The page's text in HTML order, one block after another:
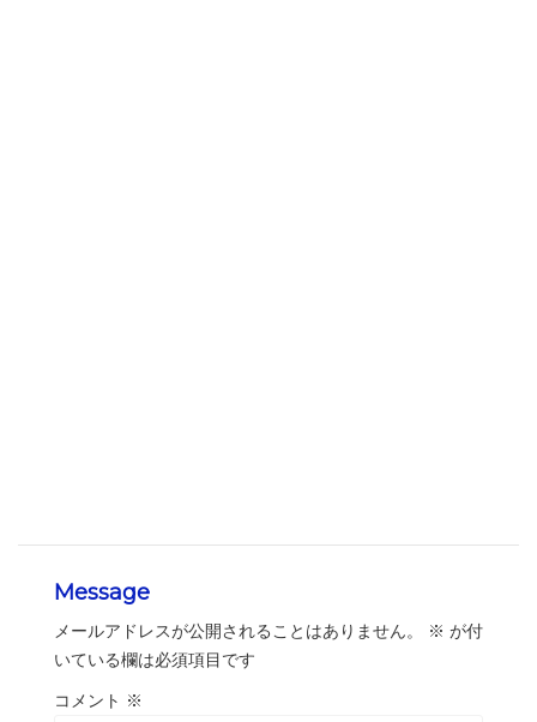
Message
メールアドレスが公開されることはありません。 ※ が付
いている欄は必須項目です
コメント ※